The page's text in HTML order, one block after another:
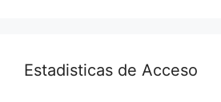
Estadisticas de Acceso